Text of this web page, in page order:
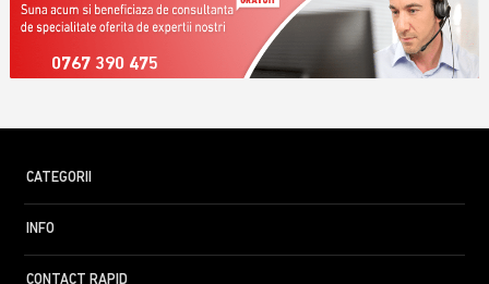
0767 390 475
CATEGORII
INFO
CONTACT RAPID